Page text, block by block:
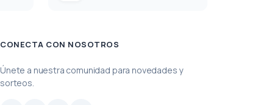
CONECTA CON NOSOTROS
Únete a nuestra comunidad para novedades y
sorteos.